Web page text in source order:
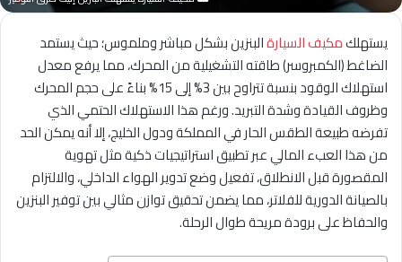
يستهلكمكيف السيارةالبنزين بشكل مباشر وملموس؛ حيث يستمد
الضاغط (الكمبروسر) طاقته التشغيلية من المحرك، مما يرفع معدل
استهلاك الوقود بنسبة تتراوح بين 3% إلى 15% بناءً على حجم المحرك
وظروف القيادة وشدة التبريد. ورغم هذا الاستهلاك الحتمي الذي
تفرضه طبيعة الطقس الحار في المملكة ودول الخليج، إلا أنه يمكن الحد
من هذا العبء المالي عبر تطبيق استراتيجيات ذكية مثل تهوية
المقصورة قبل الانطلاق، تفعيل وضع تدوير الهواء الداخلي، والالتزام
بالصيانة الدورية للفلاتر، مما يضمن تحقيق توازن مثالي بين توفير البنزين
والحفاظ على برودة مريحة طوال الرحلة.